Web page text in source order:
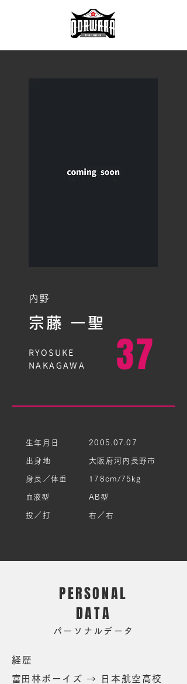
内野
宗藤 一聖
RYOSUKE
NAKAGAWA
37
生年月日
出身地
身長／体重
​血液型
投／打
2005.07.07
大阪府河内長野市
178cm/75kg
AB型
右／右
PERSONAL
DATA
パーソナルデータ
経歴
​富田林ボーイズ → 日本航空高校